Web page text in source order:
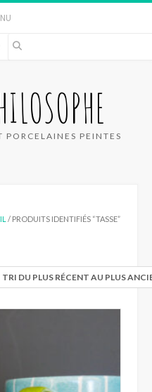
PORCELAINES PEINTES
/ PRODUITS IDENTIFIÉS “TASSE”